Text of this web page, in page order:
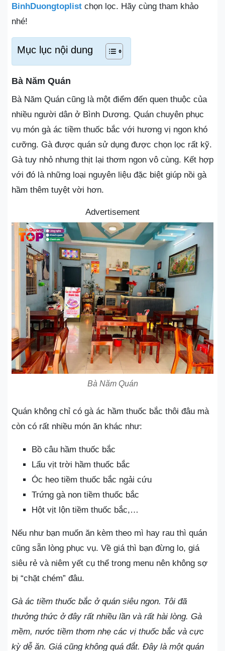
BinhDuongtoplist chọn lọc. Hãy cùng tham khảo
nhé!
Mục lục nội dung
Bà Năm Quán
Bà Năm Quán cũng là một điểm đến quen thuộc của
nhiều người dân ở Bình Dương. Quán chuyên phục
vụ món gà ác tiềm thuốc bắc với hương vị ngon khó
cưỡng. Gà được quán sử dụng được chọn lọc rất kỹ.
Gà tuy nhỏ nhưng thịt lại thơm ngon vô cùng. Kết hợp
với đó là những loại nguyên liệu đặc biệt giúp nồi gà
hầm thêm tuyệt vời hơn.
Advertisement
Bà Năm Quán
Quán không chỉ có gà ác hầm thuốc bắc thôi đâu mà
còn có rất nhiều món ăn khác như:
Bồ câu hầm thuốc bắc
Lẩu vịt trời hầm thuốc bắc
Óc heo tiềm thuốc bắc ngải cứu
Trứng gà non tiềm thuốc bắc
Hột vịt lộn tiềm thuốc bắc,…
Nếu như bạn muốn ăn kèm theo mì hay rau thì quán
cũng sẵn lòng phục vụ. Về giá thì bạn đừng lo, giá
siêu rẻ và niêm yết cụ thể trong menu nên không sợ
bị “chặt chém” đâu.
Gà ác tiềm thuốc bắc ở quán siêu ngon. Tôi đã
thưởng thức ở đây rất nhiều lần và rất hài lòng. Gà
mềm, nước tiềm thơm nhẹ các vị thuốc bắc và cực
kỳ dễ ăn. Giá cũng không quá đắt. Đây là một quán